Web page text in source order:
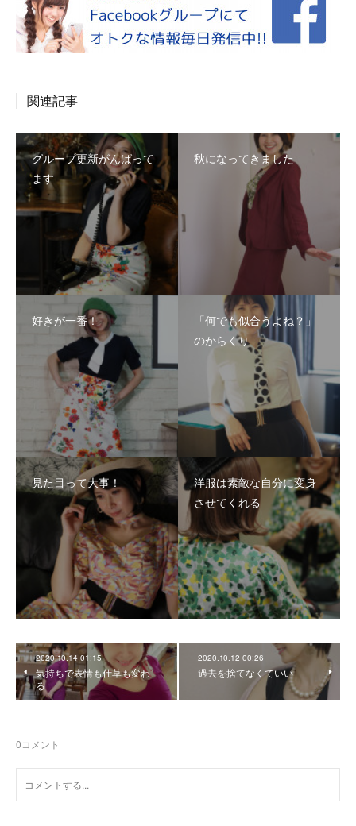
関連記事
グループ更新がんばって
ます
秋になってきました
好きが一番！
「何でも似合うよね？」
のからくり
見た目って大事！
洋服は素敵な自分に変身
させてくれる
2020.10.14 01:15
気持ちで表情も仕草も変わ
る
2020.10.12 00:26
過去を捨てなくていい
0コメント